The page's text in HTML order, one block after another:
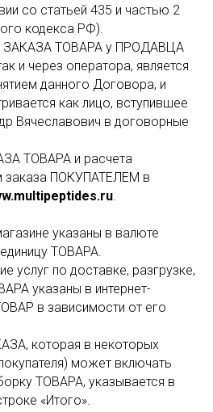
со статьей 435 и частью 2
кодекса РФ).
ЗАКАЗА ТОВАРА у ПРОДАВЦА
и через оператора, является
данного Договора, и
как лицо, вступившее
Вячеславович в договорные
ТОВАРА и расчета
заказа ПОКУПАТЕЛЕМ в
.
указаны в валюте
ТОВАРА.
услуг по доставке, разгрузке,
указаны в интернет-
в зависимости от его
которая в некоторых
может включать
ТОВАРА, указывается в
«Итого».